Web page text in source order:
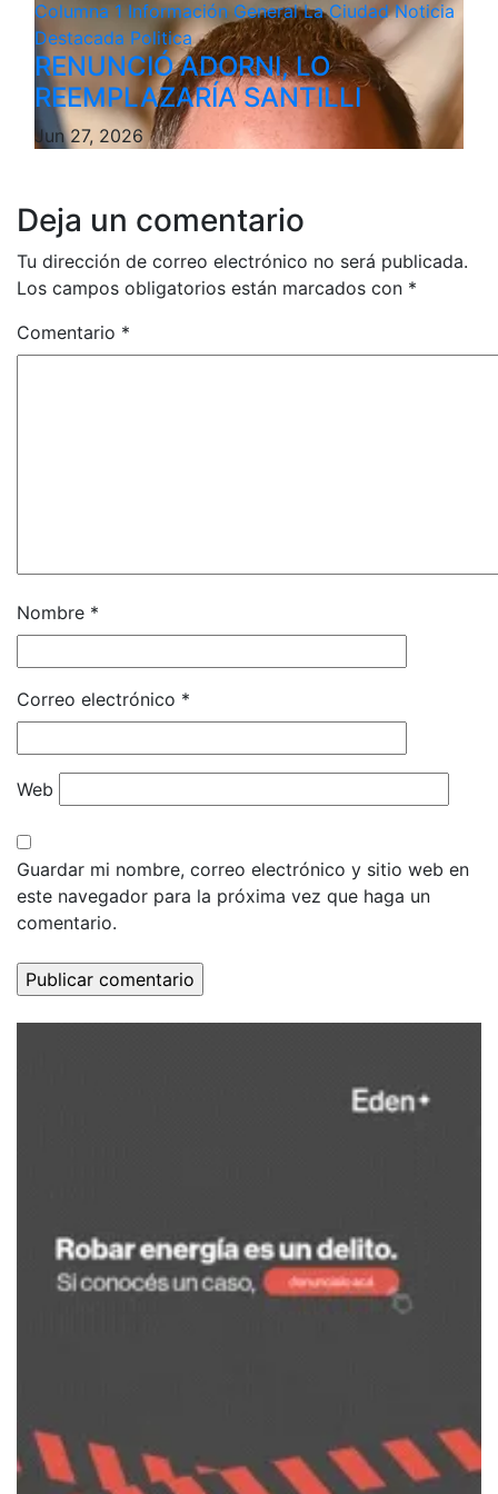
Columna 1 Información GeneralLa CiudadNoticia
Destacada Politica
RENUNCIÓ ADORNI, LO
REEMPLAZARÍA SANTILLI
Jun 27, 2026
Deja un comentario
Tu dirección de correo electrónico no será publicada.
Los campos obligatorios están marcados con *
Comentario *
Nombre *
Correo electrónico *
Web
Guardar mi nombre, correo electrónico y sitio web en
este navegador para la próxima vez que haga un
comentario.